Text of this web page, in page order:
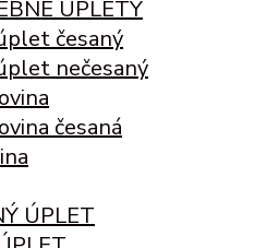
ÚPLETY
česaný
nečesaný
česaná
ÚPLET